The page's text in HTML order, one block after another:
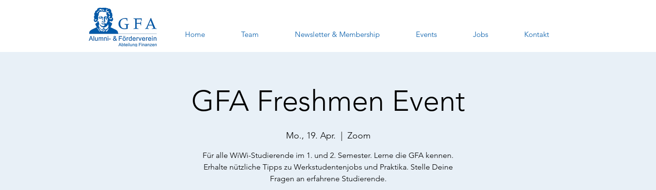
Home Team Newsletter & Membership Events Jobs Kontakt
GFA Freshmen Event
Mo., 19. Apr. Zoom
Für alle WiWi-Studierende im 1. und 2. Semester. Lerne die GFA kennen.
Erhalte nützliche Tipps zu Werkstudentenjobs und Praktika. Stelle Deine
Fragen an erfahrene Studierende.